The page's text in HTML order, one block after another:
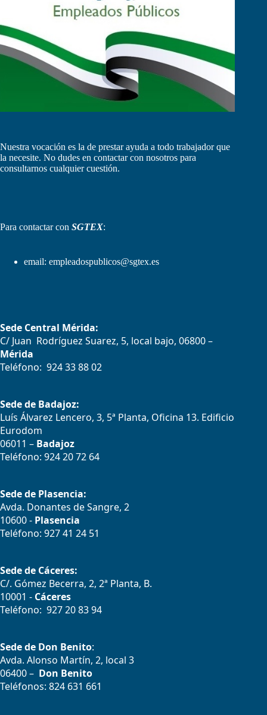
Nuestra vocación es la de prestar ayuda a todo trabajador que
la necesite. No dudes en contactar con nosotros para
consultarnos cualquier cuestión.
Para contactar con SGTEX:
email: empleadospublicos@sgtex.es
Sede Central Mérida:
C/ Juan Rodríguez Suarez, 5, local bajo, 06800 –
Mérida
Teléfono: 924 33 88 02
Sede de Badajoz:
Luís Álvarez Lencero, 3, 5ª Planta, Oficina 13. Edificio
Eurodom
06011 – Badajoz
Teléfono: 924 20 72 64
Sede de Plasencia:
Avda. Donantes de Sangre, 2
10600 - Plasencia
Teléfono: 927 41 24 51
Sede de Cáceres:
C/. Gómez Becerra, 2, 2ª Planta, B.
10001 - Cáceres
Teléfono: 927 20 83 94
Sede de Don Benito:
Avda. Alonso Martín, 2, local 3
06400 – Don Benito
Teléfonos: 824 631 661